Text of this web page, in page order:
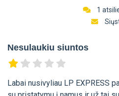
1
Nesulaukiu siuntos
Labai nusivyliau LP EXPRESS